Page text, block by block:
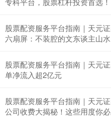
股票配资服务平台指南｜天元
六扇屏：不装腔的文东谈主山水
股票配资服务平台指南｜天元
单净流入超2亿元
股票配资服务平台指南｜天元
公司收费大揭秘！这些用度你